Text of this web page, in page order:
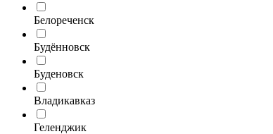
Белореченск
Будённовск
Буденовск
Владикавказ
Геленджик